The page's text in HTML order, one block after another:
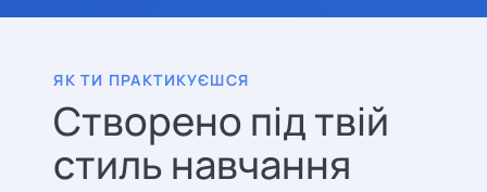
ЯК ТИ ПРАКТИКУЄШСЯ
Створено під твій
стиль навчання